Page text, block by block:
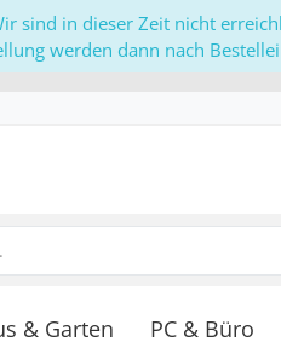
in dieser Zeit nicht
werden dann nach
& Garten PC & Büro